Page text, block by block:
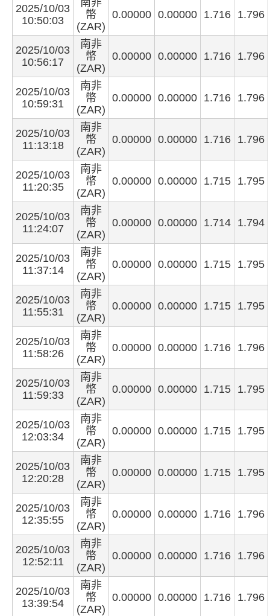
2025/10/03
10:50:03
南非
幣
(ZAR)
0.00000 0.00000 1.716 1.796
2025/10/03
10:56:17
南非
幣
(ZAR)
0.00000 0.00000 1.716 1.796
2025/10/03
10:59:31
南非
幣
(ZAR)
0.00000 0.00000 1.716 1.796
2025/10/03
11:13:18
南非
幣
(ZAR)
0.00000 0.00000 1.716 1.796
2025/10/03
11:20:35
南非
幣
(ZAR)
0.00000 0.00000 1.715 1.795
2025/10/03
11:24:07
南非
幣
(ZAR)
0.00000 0.00000 1.714 1.794
2025/10/03
11:37:14
南非
幣
(ZAR)
0.00000 0.00000 1.715 1.795
2025/10/03
11:55:31
南非
幣
(ZAR)
0.00000 0.00000 1.715 1.795
2025/10/03
11:58:26
南非
幣
(ZAR)
0.00000 0.00000 1.716 1.796
2025/10/03
11:59:33
南非
幣
(ZAR)
0.00000 0.00000 1.715 1.795
2025/10/03
12:03:34
南非
幣
(ZAR)
0.00000 0.00000 1.715 1.795
2025/10/03
12:20:28
南非
幣
(ZAR)
0.00000 0.00000 1.715 1.795
2025/10/03
12:35:55
南非
幣
(ZAR)
0.00000 0.00000 1.716 1.796
2025/10/03
12:52:11
南非
幣
(ZAR)
0.00000 0.00000 1.716 1.796
2025/10/03
13:39:54
南非
幣
(ZAR)
0.00000 0.00000 1.716 1.796